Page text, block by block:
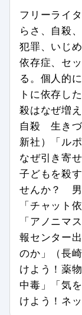
記事
特定
を傷
第三
含む場
特定
促進
事実
書い
公序
含む場
個人
メー
があ
その
した
編集方
ます。
フリーライ
らさ、自殺
犯罪、いじ
依存症、セ
る。個人的
トに依存し
殺はなぜ増
自殺 生きづ
新社）「ル
なぜ引き寄
子どもを殺
せんか？ 男
「チャット
「アノニマ
報センター
のか」（長
けよう！薬
中毒」「気
けよう！ネ